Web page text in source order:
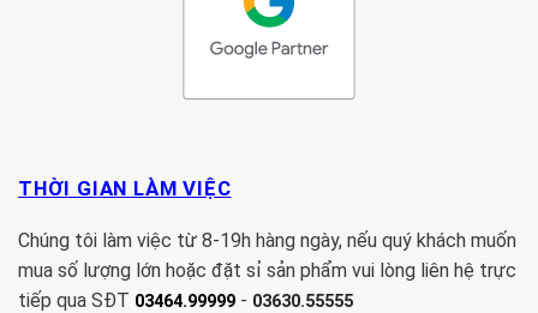
THỜI GIAN LÀM VIỆC
Chúng tôi làm việc từ 8-19h hàng ngày, nếu quý khách muốn
mua số lượng lớn hoặc đặt sỉ sản phẩm vui lòng liên hệ trực
tiếp qua SĐT 03464.99999 - 03630.55555